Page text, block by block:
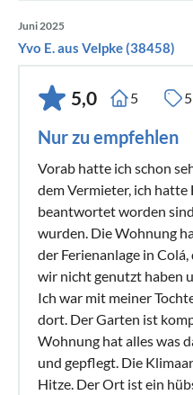
Juni 2025
Yvo E. aus Velpke (38458)
5,0 5 5
Nur zu empfehlen
Vorab hatte ich schon
dem Vermieter, ich hatte
beantwortet worden
wurden. Die Wohnung
der Ferienanlage in
wir nicht genutzt haben
Ich war mit meiner
dort. Der Garten ist
Wohnung hat alles was
und gepflegt. Die
Hitze. Der Ort ist ein